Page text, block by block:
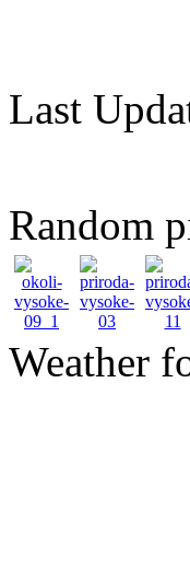
Last
Random
Weather